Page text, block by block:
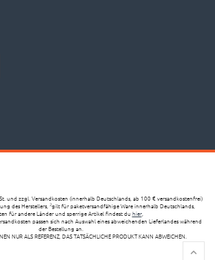
und zzgl. Versandkosten (innerhalb Deutschlands, ab 100 € versandkostenfrei)
des Herstellers, 2gilt für paketversandfähige Ware innerhalb Deutschlands,
für andere Länder und sperrige Artikel findest du hier,
passen sich nach Auswahl eines abweichenden Lieferlandes während
der Bestellung an.
NUR ALS REFERENZ, DAS TATSÄCHLICHE PRODUKT KANN ABWEICHEN.